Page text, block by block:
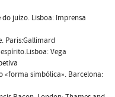
juízo. Lisboa: Imprensa
Paris:Gallimard
Vega
«forma simbólica». Barcelona: